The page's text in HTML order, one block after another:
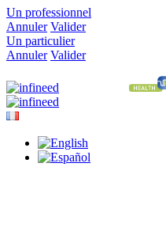
Un professionnel
Annuler Valider
Un particulier
Annuler Valider